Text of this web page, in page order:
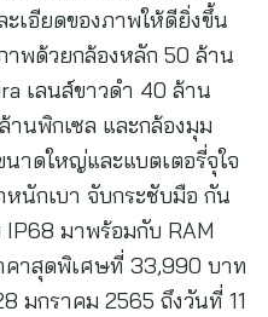
เอียดของภาพให้ดียิ่งขึ้น
พด้วยกล้องหลัก 50 ล้าน
เลนส์ขาวดำ 40 ล้าน
นพิกเซล และกล้องมุม
าดใหญ่และแบตเตอรี่จุใจ
นักเบา จับกระชับมือ กัน
มาพร้อมกับ RAM
คาสุดพิเศษที่ 33,990 บาท
มกราคม 2565 ถึงวันที่ 11